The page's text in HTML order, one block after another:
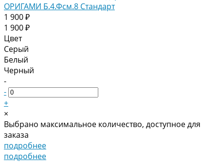
ОРИГАМИ Б.4.Фсм.8 Стандарт
1 900 ₽
1 900 ₽
Цвет
Серый
Белый
Черный
-
-
+
×
Выбрано максимальное количество, доступное для
заказа
подробнее
подробнее